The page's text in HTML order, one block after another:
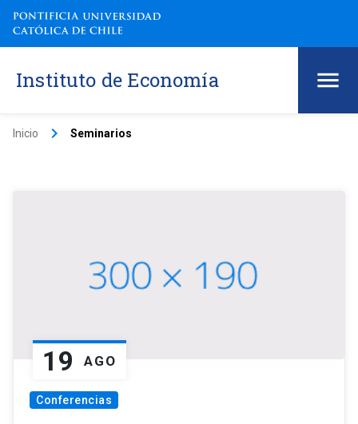
Instituto de Economía
Inicio keyboard_arrow_right Seminarios
19 AGO
Conferencias